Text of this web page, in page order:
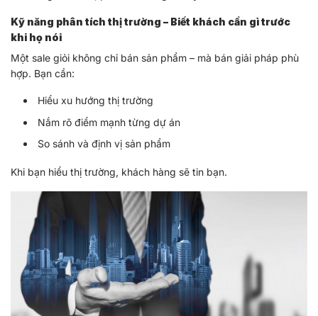
Kỹ năng phân tích thị trường – Biết khách cần gì trước
khi họ nói
Một sale giỏi không chỉ bán sản phẩm – mà bán giải pháp phù
hợp. Bạn cần:
Hiểu xu hướng thị trường
Nắm rõ điểm mạnh từng dự án
So sánh và định vị sản phẩm
Khi bạn hiểu thị trường, khách hàng sẽ tin bạn.